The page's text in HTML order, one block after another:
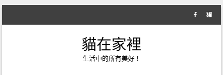
貓在家裡
生活中的所有美好！